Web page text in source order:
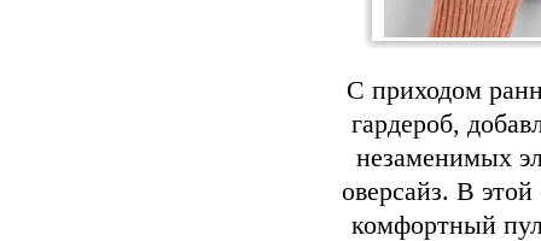
С приходом
гардероб,
незаменимых
оверсайз. В
комфортный